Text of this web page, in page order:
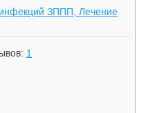
ЗППП, Лечение
1